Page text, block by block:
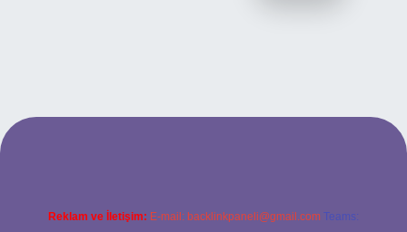
giriş
Reklam ve İletişim: E-mail: backlinkpaneli@gmail.com Teams: